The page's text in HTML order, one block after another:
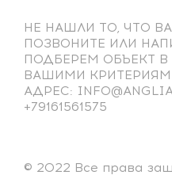
НЕ НАШЛИ ТО, ЧТО
ПОЗВОНИТЕ ИЛИ
ПОДБЕРЕМ ОБЪЕКТ
ВАШИМИ
АДРЕС:
+79161561575
© 2022 Все права